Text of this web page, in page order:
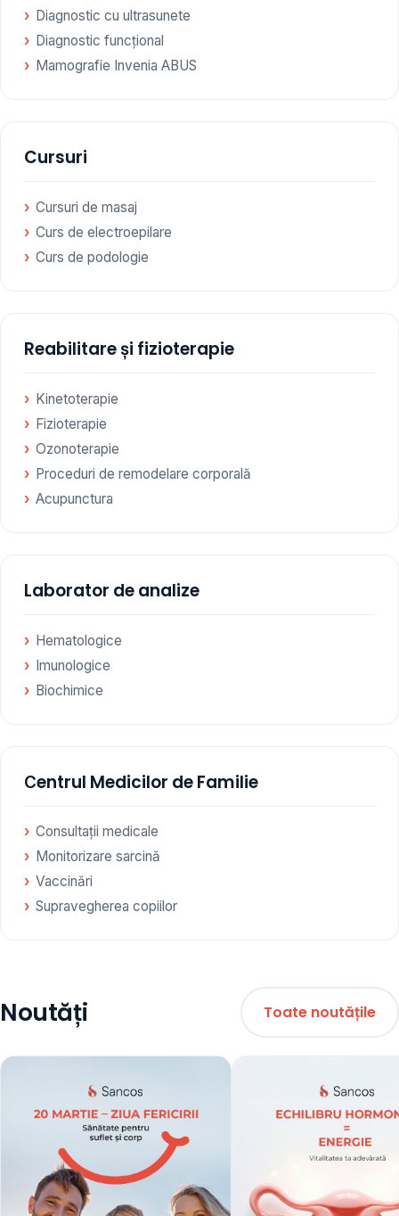
Diagnostic cu ultrasunete
Diagnostic funcțional
Mamografie Invenia ABUS
Cursuri
Cursuri de masaj
Curs de electroepilare
Curs de podologie
Reabilitare și fizioterapie
Kinetoterapie
Fizioterapie
Ozonoterapie
Proceduri de remodelare corporală
Acupunctura
Laborator de analize
Hematologice
Imunologice
Biochimice
Сentrul Medicilor de Familie
Consultații medicale
Monitorizare sarcină
Vaccinări
Supravegherea copiilor
Noutăți Toate noutățile